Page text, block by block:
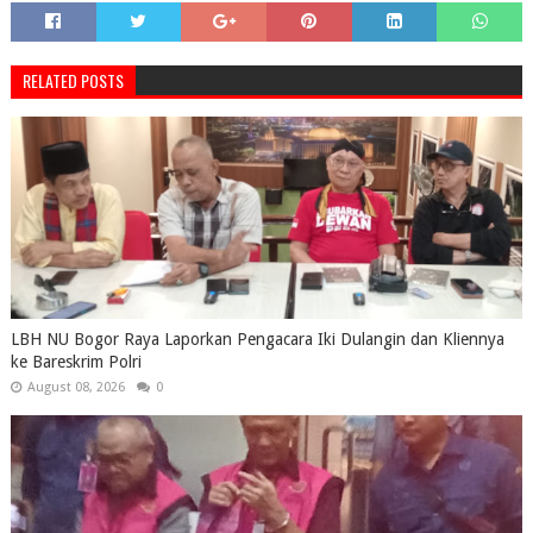
RELATED POSTS
LBH NU Bogor Raya Laporkan Pengacara Iki Dulangin dan Kliennya
ke Bareskrim Polri
August 08, 2026 0